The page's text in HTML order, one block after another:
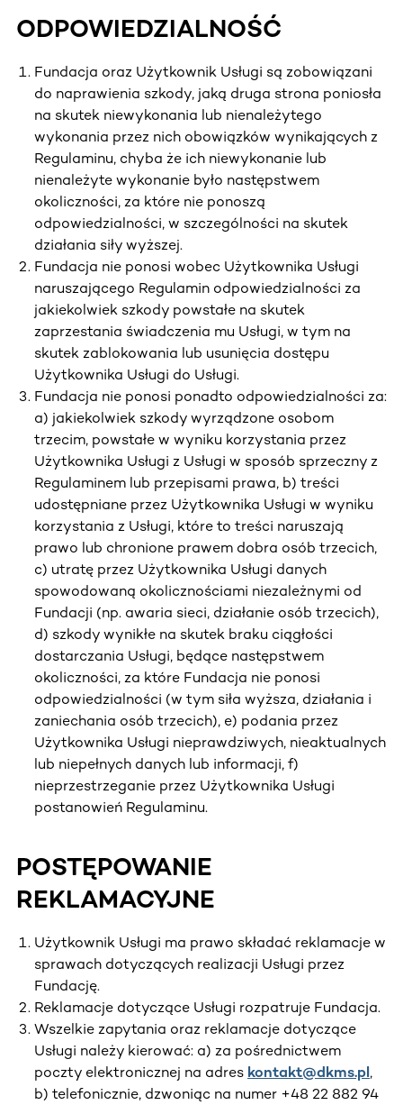
ODPOWIEDZIALNOŚĆ
Fundacja oraz Użytkownik Usługi są zobowiązani
do naprawienia szkody, jaką druga strona poniosła
na skutek niewykonania lub nienależytego
wykonania przez nich obowiązków wynikających z
Regulaminu, chyba że ich niewykonanie lub
nienależyte wykonanie było następstwem
okoliczności, za które nie ponoszą
odpowiedzialności, w szczególności na skutek
działania siły wyższej.
Fundacja nie ponosi wobec Użytkownika Usługi
naruszającego Regulamin odpowiedzialności za
jakiekolwiek szkody powstałe na skutek
zaprzestania świadczenia mu Usługi, w tym na
skutek zablokowania lub usunięcia dostępu
Użytkownika Usługi do Usługi.
Fundacja nie ponosi ponadto odpowiedzialności za:
a) jakiekolwiek szkody wyrządzone osobom
trzecim, powstałe w wyniku korzystania przez
Użytkownika Usługi z Usługi w sposób sprzeczny z
Regulaminem lub przepisami prawa, b) treści
udostępniane przez Użytkownika Usługi w wyniku
korzystania z Usługi, które to treści naruszają
prawo lub chronione prawem dobra osób trzecich,
c) utratę przez Użytkownika Usługi danych
spowodowaną okolicznościami niezależnymi od
Fundacji (np. awaria sieci, działanie osób trzecich),
d) szkody wynikłe na skutek braku ciągłości
dostarczania Usługi, będące następstwem
okoliczności, za które Fundacja nie ponosi
odpowiedzialności (w tym siła wyższa, działania i
zaniechania osób trzecich), e) podania przez
Użytkownika Usługi nieprawdziwych, nieaktualnych
lub niepełnych danych lub informacji, f)
nieprzestrzeganie przez Użytkownika Usługi
postanowień Regulaminu.
POSTĘPOWANIE
REKLAMACYJNE
Użytkownik Usługi ma prawo składać reklamacje w
sprawach dotyczących realizacji Usługi przez
Fundację.
Reklamacje dotyczące Usługi rozpatruje Fundacja.
Wszelkie zapytania oraz reklamacje dotyczące
Usługi należy kierować: a) za pośrednictwem
poczty elektronicznej na adres kontakt@dkms.pl,
b) telefonicznie, dzwoniąc na numer +48 22 882 94